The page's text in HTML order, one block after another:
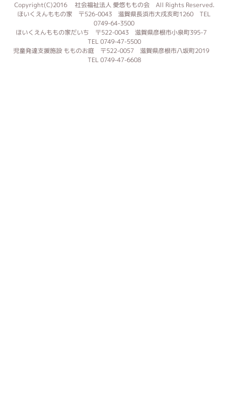
Copyright(C)2016 社会福祉法人 愛悠ももの会 All Rights Reserved.
ほいくえんももの家 〒526-0043 滋賀県長浜市大戌亥町1260 TEL
0749-64-3500
ほいくえんももの家だいち 〒522-0043 滋賀県彦根市小泉町395-7
TEL 0749-47-5500
児童発達支援施設 もものお庭 〒522-0057 滋賀県彦根市八坂町2019
TEL 0749-47-6608